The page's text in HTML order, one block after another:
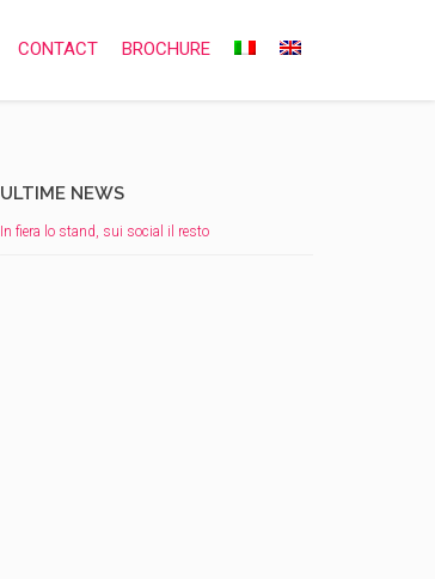
CONTACT BROCHURE
ULTIME NEWS
In fiera lo stand, sui social il resto